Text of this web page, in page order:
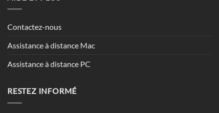
Contactez-nous
Assistance à distance Mac
Assistance à distance PC
RESTEZ INFORMÉ